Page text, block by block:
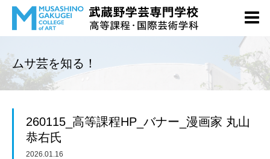
ムサ芸を知る！
260115_高等課程HP_バナー_漫画家 丸山
恭右氏
2026.01.16